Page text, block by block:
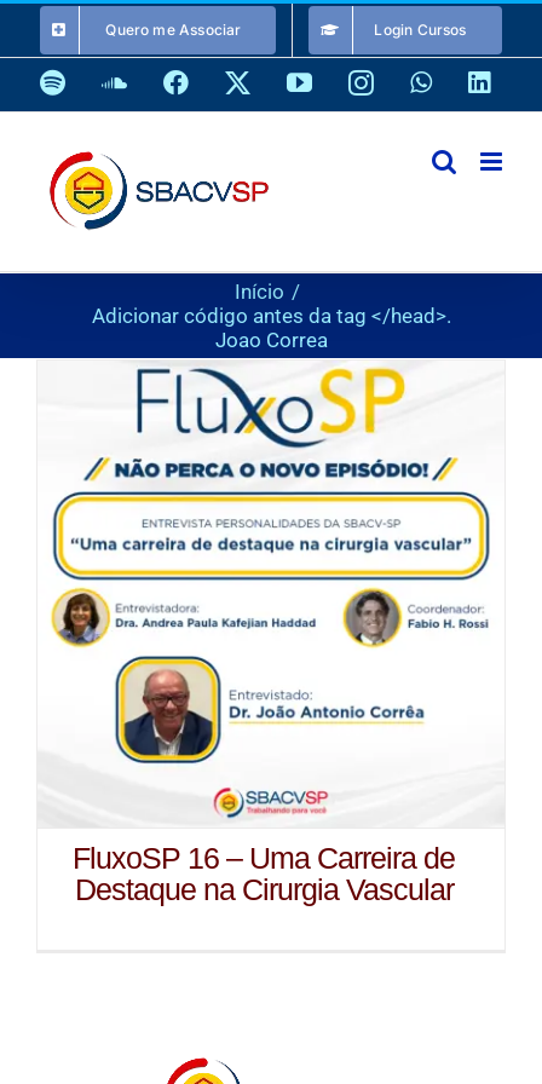
o
conteúdo
Quero me Associar Login Cursos
SpotifySoundCloud
Facebook YouTubeInstagramWhatsApp
Início
Adicionar código antes da tag </head>.
Joao Correa
FluxoSP 16 – Uma Carreira de
Destaque na Cirurgia Vascular